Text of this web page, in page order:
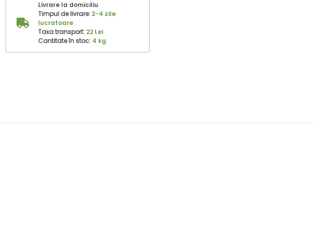
Livrare la domiciliu
Timpul de livrare: 2-4 zile
lucratoare
Taxa transport: 22 Lei
Cantitate în stoc: 4 kg